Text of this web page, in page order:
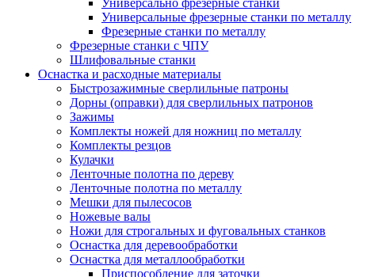
Универсально фрезерные станки
Универсальные фрезерные станки по металлу
Фрезерные станки по металлу
Фрезерные станки с ЧПУ
Шлифовальные станки
Оснастка и расходные материалы
Быстрозажимные сверлильные патроны
Дорны (оправки) для сверлильных патронов
Зажимы
Комплекты ножей для ножниц по металлу
Комплекты резцов
Кулачки
Ленточные полотна по дереву
Ленточные полотна по металлу
Мешки для пылесосов
Ножевые валы
Ножи для строгальных и фуговальных станков
Оснастка для деревообработки
Оснастка для металлообработки
Приспособление для заточки